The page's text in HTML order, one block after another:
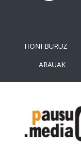
HONI BURUZ
ARAUAK